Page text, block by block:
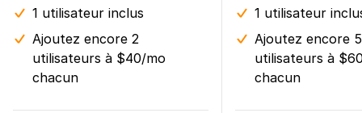
1 utilisateur inclus
Ajoutez encore 2
utilisateurs à $40/mo
chacun
1 utilisateur
Ajoutez encore 5
utilisateurs à
chacun